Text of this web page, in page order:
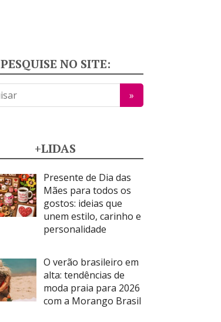
PESQUISE NO SITE:
+LIDAS
Presente de Dia das
Mães para todos os
gostos: ideias que
unem estilo, carinho e
personalidade
O verão brasileiro em
alta: tendências de
moda praia para 2026
com a Morango Brasil